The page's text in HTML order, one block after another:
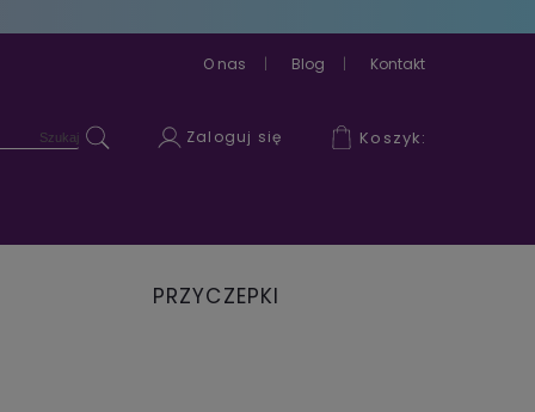
O nas Blog Kontakt
Koszyk:
Zaloguj się
PRZYCZEPKI